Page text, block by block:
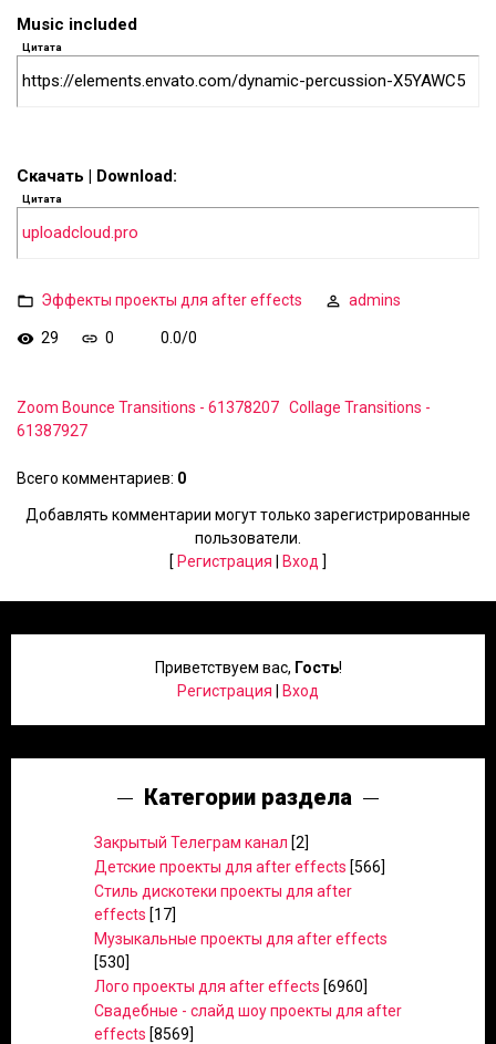
Music included
Цитата
https://elements.envato.com/dynamic-percussion-X5YAWC5
Скачать | Download:
Цитата
uploadcloud.pro
Эффекты проекты для after effects admins
29 0 0.0/0
Zoom Bounce Transitions - 61378207 Collage Transitions -
61387927
Всего комментариев: 0
Добавлять комментарии могут только зарегистрированные
пользователи.
[ Регистрация Вход ]
Приветствуем вас, Гость!
Регистрация
Вход
Категории раздела
Закрытый Телеграм канал [2]
Детские проекты для after effects [566]
Стиль дискотеки проекты для after
effects [17]
Музыкальные проекты для after effects
[530]
Лого проекты для after effects [6960]
Свадебные - слайд шоу проекты для after
effects [8569]